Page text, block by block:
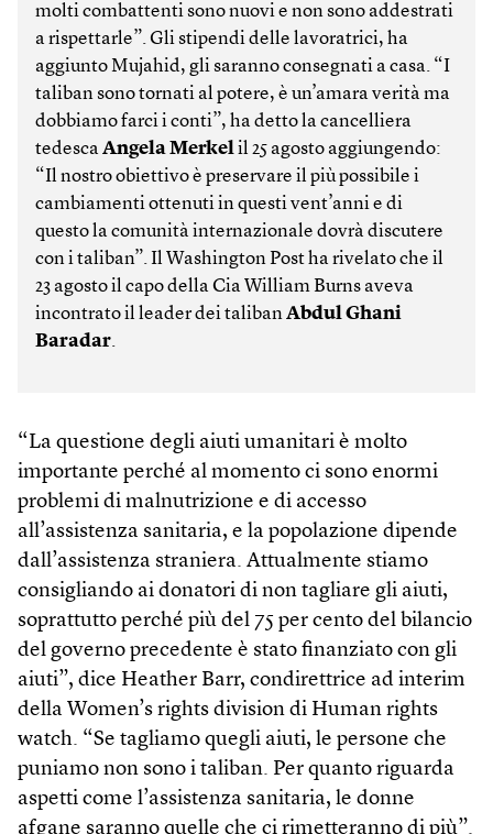
molti combattenti sono nuovi e non sono addestrati
a rispettarle”. Gli stipendi delle lavoratrici, ha
aggiunto Mujahid, gli saranno consegnati a casa. “I
taliban sono tornati al potere, è un’amara verità ma
dobbiamo farci i conti”, ha detto la cancelliera
tedescaAngela Merkelil 25 agosto aggiungendo:
“Il nostro obiettivo è preservare il più possibile i
cambiamenti ottenuti in questi vent’anni e di
questo la comunità internazionale dovrà discutere
con i taliban”. Il Washington Post ha rivelato che il
23 agosto il capo della Cia William Burns aveva
incontrato il leader dei talibanAbdul Ghani
Baradar.
“La questione degli aiuti umanitari è molto
importante perché al momento ci sono enormi
problemi di malnutrizione e di accesso
all’assistenza sanitaria, e la popolazione dipende
dall’assistenza straniera. Attualmente stiamo
consigliando ai donatori di non tagliare gli aiuti,
soprattutto perché più del 75 per cento del bilancio
del governo precedente è stato finanziato con gli
aiuti”, dice Heather Barr, condirettrice ad interim
della Women’s rights division di Human rights
watch. “Se tagliamo quegli aiuti, le persone che
puniamo non sono i taliban. Per quanto riguarda
aspetti come l’assistenza sanitaria, le donne
afgane saranno quelle che ci rimetteranno di più”.